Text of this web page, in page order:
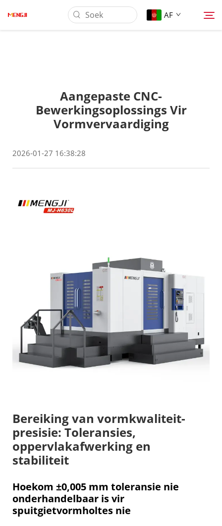
AF
Toepassing
Aflaai
Kontak Ons
Aangepaste CNC-
Bewerkingsoplossings Vir
Vormvervaardiging
2026-01-27 16:38:28
Bereiking van vormkwaliteit-
presisie: Toleransies,
oppervlakafwerking en
stabiliteit
Hoekom ±0,005 mm toleransie nie
onderhandelbaar is vir
spuitgietvormholtes nie